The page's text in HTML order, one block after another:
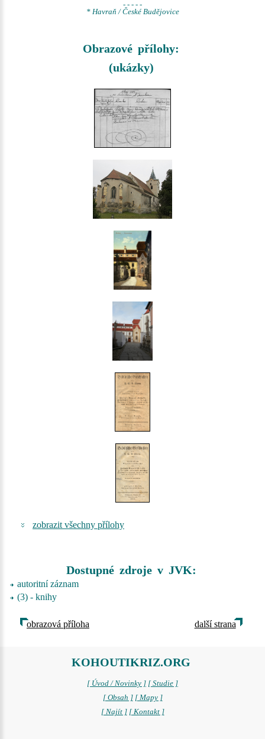
- - - - -
* Havraň / České Budějovice
Obrazové přílohy:
(ukázky)
zobrazit všechny přílohy
Dostupné zdroje v JVK:
autoritní záznam
(3) - knihy
obrazová příloha další strana
KOHOUTIKRIZ.ORG
[ Úvod / Novinky ] [ Studie ]
[ Obsah ] [ Mapy ]
[ Najít ] [ Kontakt ]